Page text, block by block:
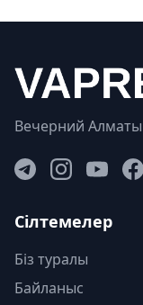
Вечерний
Сілтемелер
Біз туралы
Байланыс